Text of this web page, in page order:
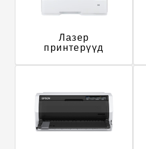
Лазер
принтерүүд